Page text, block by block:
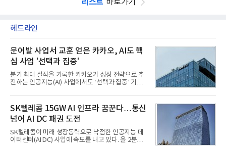
리스트 바로가기
헤드라인
문어발 사업서 교훈 얻은 카카오, AI도 핵
심 사업 '선택과 집중'
분기 최대 실적을 기록한 카카오가 성장 전략으로 추
진하는 인공지능(AI) 사업에서도 ‘선택과 집중’ 기조
라 투자에 나서는 것과 달리, 카카오는 ‘카카오톡’이
라는 플랫폼 경쟁력을 활용한 AI 에이전트 서비스에
집중하는 전략이다. 과거 무리한 사업 확장 과정에서
겪었던 시행착오를 되풀이하지 않고 핵심 역량에 집
중하겠다는 취지로 풀이된다.7일 업계에 따르면 카카
오는 올해 2분기 연결 기준 매출 2조985억원, 영업이
익 2770억원을 기록했다. 전년 동기 대비 매출과 영업
SK텔레콤 15GW AI 인프라 꿈꾼다…통신
넘어 AI DC 패권 도전
SK텔레콤이 미래 성장동력으로 낙점한 인공지능 데
이터센터(AI DC) 사업에 속도를 내고 있다. 올 2분기